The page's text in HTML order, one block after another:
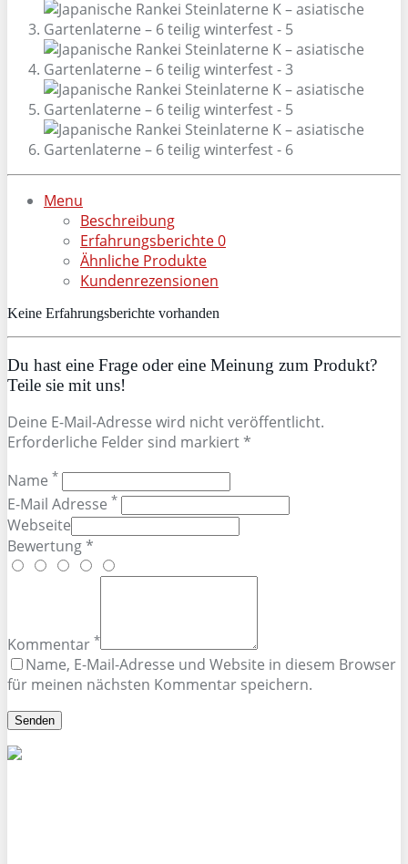
Menu
Beschreibung
Erfahrungsberichte0
Ähnliche Produkte
Kundenrezensionen
Keine Erfahrungsberichte vorhanden
Du hast eine Frage oder eine Meinung zum Produkt?
Teile sie mit uns!
Deine E-Mail-Adresse wird nicht veröffentlicht.
Erforderliche Felder sind markiert *
Name *
E-Mail Adresse *
Webseite
Bewertung *
Kommentar *
Name, E-Mail-Adresse und Website in diesem Browser
für meinen nächsten Kommentar speichern.